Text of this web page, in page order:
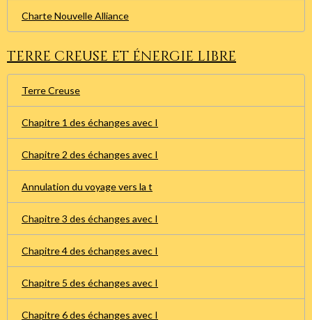
Charte Nouvelle Alliance
Terre creuse et énergie libre
Terre Creuse
Chapitre 1 des échanges avec I
Chapitre 2 des échanges avec I
Annulation du voyage vers la t
Chapitre 3 des échanges avec I
Chapitre 4 des échanges avec I
Chapitre 5 des échanges avec I
Chapitre 6 des échanges avec I